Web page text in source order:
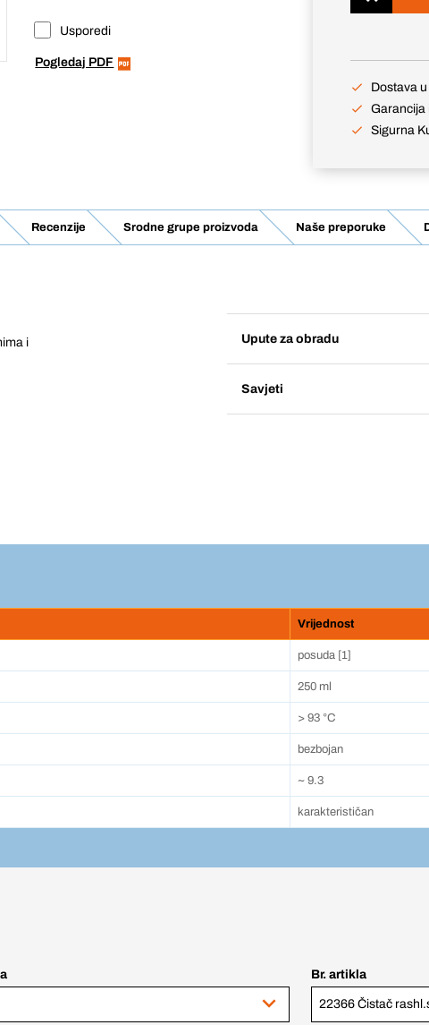
Usporedi
Pogledaj PDF
Dostava
Garancija
Sigurna
Recenzije Srodne grupe proizvoda Naše preporuke
i
Upute za obradu
Savjeti
Vrijednost
posuda [1]
250 ml
> 93 °C
bezbojan
~ 9.3
karakterističan
Br. artikla
22366 Čistač